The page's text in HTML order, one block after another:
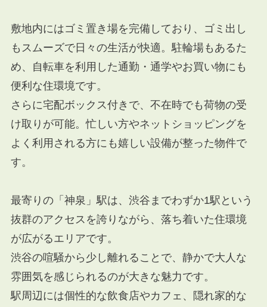
敷地内にはゴミ置き場を完備しており、ゴミ出し
もスムーズで日々の生活が快適。駐輪場もあるた
め、自転車を利用した通勤・通学やお買い物にも
便利な住環境です。
さらに宅配ボックス付きで、不在時でも荷物の受
け取りが可能。忙しい方やネットショッピングを
よく利用される方にも嬉しい設備が整った物件で
す。
最寄りの「神泉」駅は、渋谷までわずか1駅という
抜群のアクセスを誇りながら、落ち着いた住環境
が広がるエリアです。
渋谷の喧騒から少し離れることで、静かで大人な
雰囲気を感じられるのが大きな魅力です。
駅周辺には個性的な飲食店やカフェ、隠れ家的な